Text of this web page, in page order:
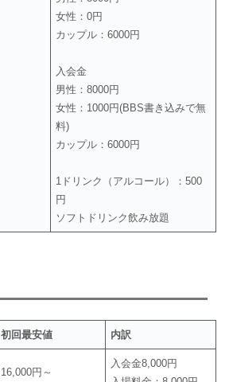
女性：0円
カップル：6000円
入会金
男性：8000円
女性：1000円(BBS書き込みで無
料)
カップル：6000円
​1ドリンク（アルコール）：500
円
ソフトドリンク飲み放題
初回最安値 内訳
16,000円～
入会金8,000円